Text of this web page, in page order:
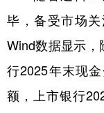
文化
法律
毕，备受市场关
Wind数据显示，
行2025年末现
额，上市银行